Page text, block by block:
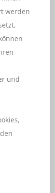
werden
und